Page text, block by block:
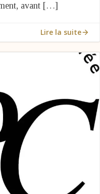
avant […]
Lire la suite